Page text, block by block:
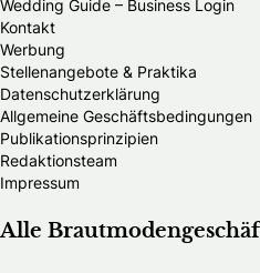
Wedding Guide – Business Login
Kontakt
Werbung
Stellenangebote & Praktika
Datenschutzerklärung
Allgemeine Geschäftsbedingungen
Publikationsprinzipien
Redaktionsteam
Impressum
Alle